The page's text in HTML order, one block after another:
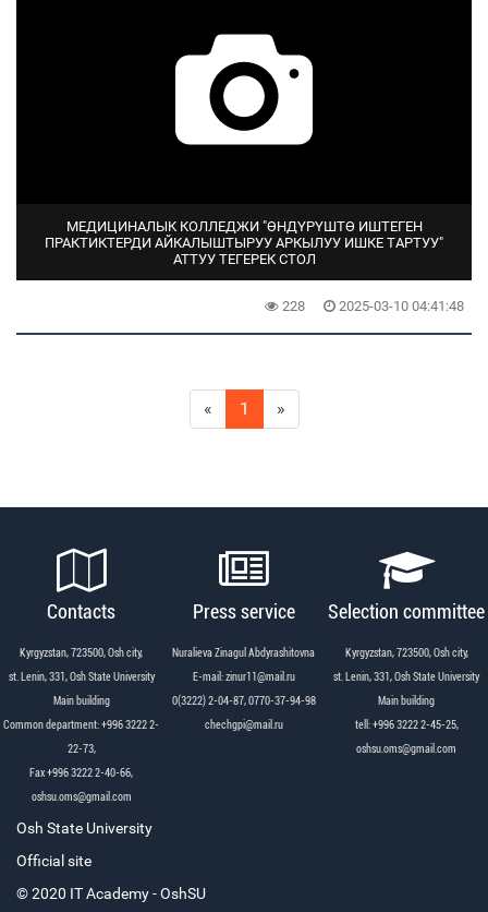
МЕДИЦИНАЛЫК КОЛЛЕДЖИ "ӨНДҮРҮШТӨ ИШТЕГЕН
ПРАКТИКТЕРДИ АЙКАЛЫШТЫРУУ АРКЫЛУУ ИШКЕ ТАРТУУ"
АТТУУ ТЕГЕРЕК СТОЛ
228 2025-03-10 04:41:48
« 1 »
Contacts
Kyrgyzstan, 723500, Osh city,
st. Lenin, 331, Osh State University
Main building
Common department: +996 3222 2-
22-73,
Fax +996 3222 2-40-66,
oshsu.oms@gmail.com
Press service
Nuralieva Zinagul Abdyrashitovna
Е-mail: zinur11@mail.ru
0(3222) 2-04-87, 0770-37-94-98
chechgpi@mail.ru
Selection committee
Kyrgyzstan, 723500, Osh city,
st. Lenin, 331, Osh State University
Main building
tell: +996 3222 2-45-25,
oshsu.oms@gmail.com
Osh State University
Official site
© 2020 IT Academy - OshSU